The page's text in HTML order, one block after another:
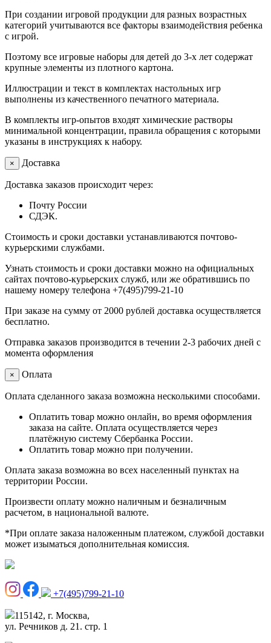
При создании игровой продукции для разных возрастных
категорий учитываются все факторы взаимодействия ребенка
с игрой.
Поэтому все игровые наборы для детей до 3-х лет содержат
крупные элементы из плотного картона.
Иллюстрации и текст в комплектах настольных игр
выполнены из качественного печатного материала.
В комплекты игр-опытов входят химические растворы
минимальной концентрации, правила обращения с которыми
указаны в инструкциях к набору.
× Доставка
Доставка заказов происходит через:
Почту России
СДЭК.
Стоимость и сроки доставки устанавливаются почтово-
курьерскими службами.
Узнать стоимость и сроки доставки можно на официальных
сайтах почтово-курьерских служб, или же обратившись по
нашему номеру телефона +7(495)799-21-10
При заказе на сумму от 2000 рублей доставка осуществляется
бесплатно.
Отправка заказов производится в течении 2-3 рабочих дней с
момента оформления
× Оплата
Оплата сделанного заказа возможна несколькими способами.
Оплатить товар можно онлайн, во время оформления
заказа на сайте. Оплата осуществляется через
платёжную систему Сбербанка России.
Оплатить товар можно при получении.
Оплата заказа возможна во всех населенный пунктах на
территории России.
Произвести оплату можно наличным и безналичным
расчетом, в национальной валюте.
*При оплате заказа наложенным платежом, службой доставки
может изыматься дополнительная комиссия.
+7(495)799-21-10
115142, г. Москва,
ул. Речников д. 21. стр. 1